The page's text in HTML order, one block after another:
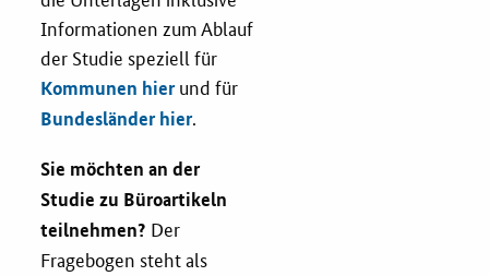
Informationen zum Ablauf
der Studie speziell für
Kommunen hierund für
Bundesländer hier.
Sie möchten an der
Studie zu Büroartikeln
teilnehmen? Der
Fragebogen steht als